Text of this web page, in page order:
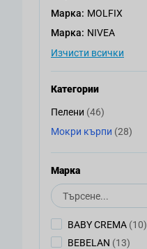
Mарка: MOLFIX
Mарка: NIVEA
Изчисти всички
Категории
Пелени
Пелени (46)
Мокри кърпи
Мокри кърпи (28)
Mарка
BABY CREMA (10)
BEBELAN (13)